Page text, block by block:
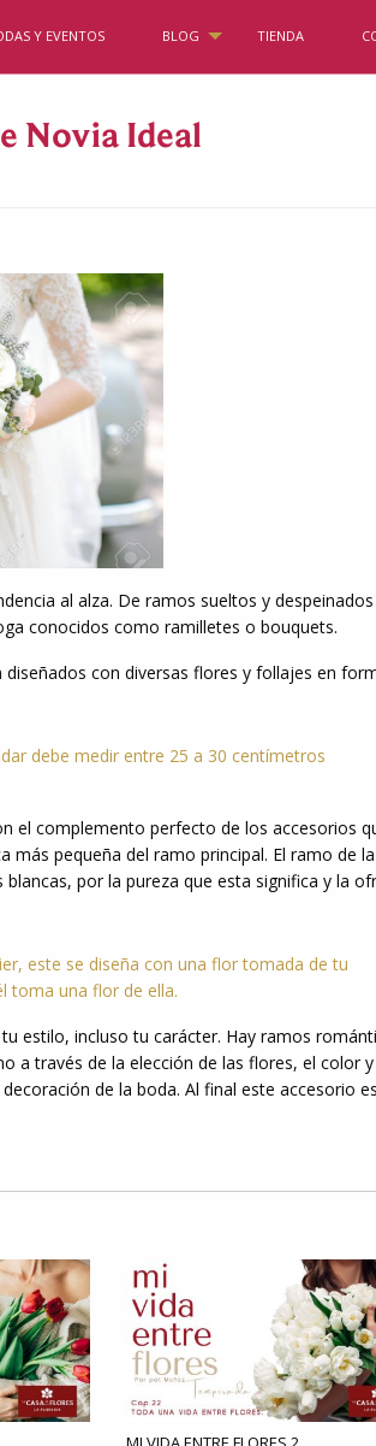
Y EVENTOS BLOG TIENDA
Novia Ideal
al alza. De ramos sueltos y despeinados
conocidos como ramilletes o bouquets.
con diversas flores y follajes en
debe medir entre 25 a 30 centímetros
el complemento perfecto de los accesorios
más pequeña del ramo principal. El ramo de la
por la pureza que esta significa y la
este se diseña con una flor tomada de tu
toma una flor de ella.
estilo, incluso tu carácter. Hay ramos
a través de la elección de las flores, el color y
de la boda. Al final este accesorio